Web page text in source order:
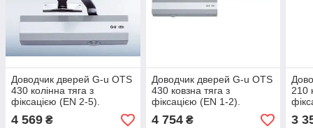
Доводчик дверей G-u OTS
430 колінна тяга з
фіксацією (EN 2-5).
4 569 ₴
Доводчик дверей G-u OTS
430 ковзна тяга з
фіксацією (EN 1-2).
4 754₴
210
3